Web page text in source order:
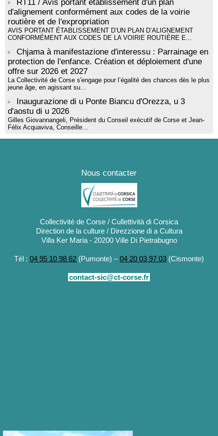
Tallà
RT11 / Avis portant établissement d'un plan
d'alignement conformément aux codes de la voirie
routière et de l'expropriation
AVIS PORTANT ÉTABLISSEMENT D’UN PLAN D’ALIGNEMENT
CONFORMÉMENT AUX CODES DE LA VOIRIE ROUTIÈRE E...
Chjama à manifestazione d'interessu : Parrainage en
protection de l'enfance. Création et déploiement d'une
offre sur 2026 et 2027
La Collectivité de Corse s'engage pour l’égalité des chances dès le plus
jeune âge, en agissant su...
Inaugurazione di u Ponte Biancu d'Orezza, u 3
d'aostu di u 2026
Gilles Giovannangeli, Président du Conseil exécutif de Corse et Jean-
Félix Acquaviva, Conseille...
Nous contacter
Collectivité de Corse / Cullettività di Corsica
Direction de la culture / Direzzione di a Cultura
Villa Ker Maria - 20200 Ville Di Pietrabugno
Tél : 04 95 10 98 62 (Pumonte) –04 20 03 97 03 (Cismonte)
contact-sic@ct-corse.fr